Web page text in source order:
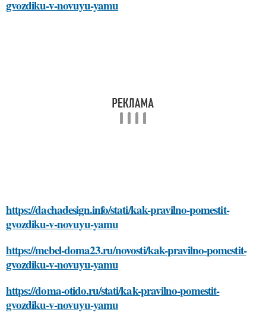
gvozdiku-v-novuyu-yamu
https://dachadesign.info/stati/kak-pravilno-pomestit-
gvozdiku-v-novuyu-yamu
https://mebel-doma23.ru/novosti/kak-pravilno-pomestit-
gvozdiku-v-novuyu-yamu
https://doma-otido.ru/stati/kak-pravilno-pomestit-
gvozdiku-v-novuyu-yamu